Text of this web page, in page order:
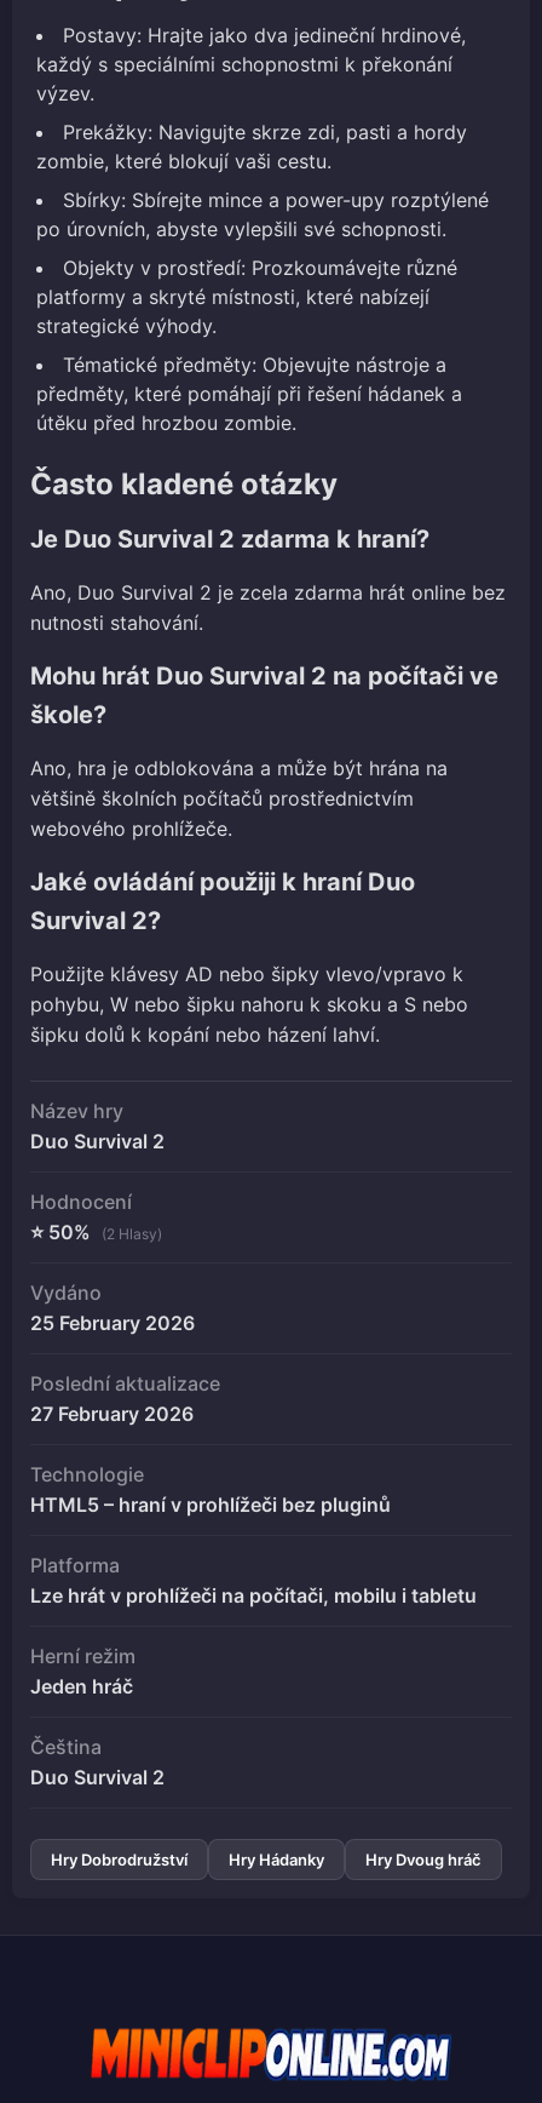
Postavy: Hrajte jako dva jedineční hrdinové,
každý s speciálními schopnostmi k překonání
výzev.
Prekážky: Navigujte skrze zdi, pasti a hordy
zombie, které blokují vaši cestu.
Sbírky: Sbírejte mince a power-upy rozptýlené
po úrovních, abyste vylepšili své schopnosti.
Objekty v prostředí: Prozkoumávejte různé
platformy a skryté místnosti, které nabízejí
strategické výhody.
Tématické předměty: Objevujte nástroje a
předměty, které pomáhají při řešení hádanek a
útěku před hrozbou zombie.
Často kladené otázky
Je Duo Survival 2 zdarma k hraní?
Ano, Duo Survival 2 je zcela zdarma hrát online bez
nutnosti stahování.
Mohu hrát Duo Survival 2 na počítači ve
škole?
Ano, hra je odblokována a může být hrána na
většině školních počítačů prostřednictvím
webového prohlížeče.
Jaké ovládání použiji k hraní Duo
Survival 2?
Použijte klávesy AD nebo šipky vlevo/vpravo k
pohybu, W nebo šipku nahoru k skoku a S nebo
šipku dolů k kopání nebo házení lahví.
Název hry
Duo Survival 2
Hodnocení
⭐ 50%
(2 Hlasy)
Vydáno
25 February 2026
Poslední aktualizace
27 February 2026
Technologie
HTML5 – hraní v prohlížeči bez pluginů
Platforma
Lze hrát v prohlížeči na počítači, mobilu i tabletu
Herní režim
Jeden hráč
Čeština
Duo Survival 2
Hry Dobrodružství Hry Hádanky Hry Dvoug hráč